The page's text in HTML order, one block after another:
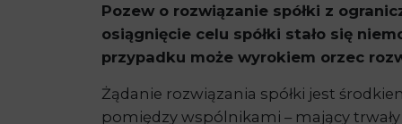
Pozew o rozwiązanie spółki z
osiągnięcie celu spółki stało się
przypadku może wyrokiem orzec
Żądanie rozwiązania spółki jest
pomiędzy wspólnikami – mający